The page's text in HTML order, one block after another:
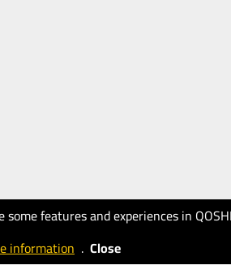
features and experiences in
information . Close